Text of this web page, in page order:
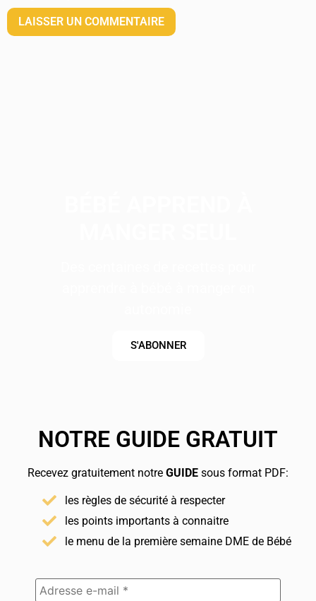
S'ABONNER
NOTRE GUIDE GRATUIT
Recevez gratuitement notre GUIDE sous format PDF:
les règles de sécurité à respecter
les points importants à connaitre
le menu de la première semaine DME de Bébé